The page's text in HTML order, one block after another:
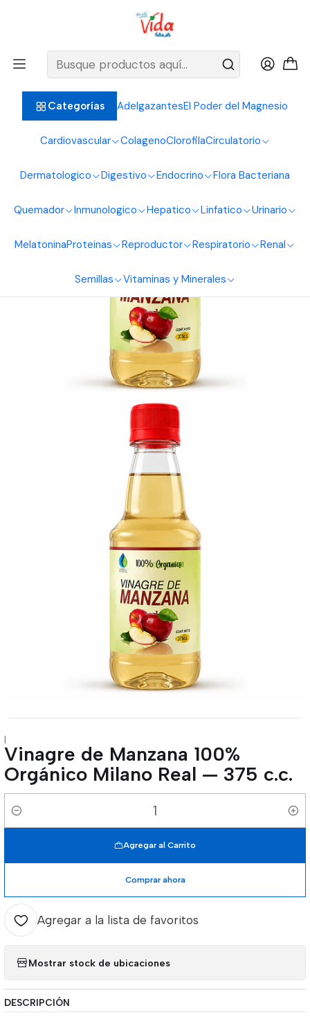
Categorías AdelgazantesEl Poder del Magnesio
Cardiovascular ColagenoClorofilaCirculatorio
Dermatologico Digestivo Endocrino Flora Bacteriana
Quemador Inmunologico Hepatico Linfatico Urinario
MelatoninaProteinas Reproductor Respiratorio Renal
Semillas Vitaminas y Minerales
BIENVENIDOS ALIMENTOS NATURALES VIDA SANA
Vinagre de Manzana 100% Orgánico Milano Real — 375 c.c.
|
Vinagre de Manzana 100%
Orgánico Milano Real — 375 c.c.
Cantidad
Agregar al Carrito
Comprar ahora
Agregar a la lista de favoritos
Mostrar stock de ubicaciones
DESCRIPCIÓN